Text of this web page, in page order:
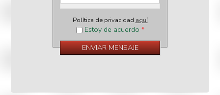
Política de privacidad aquí
Estoy de acuerdo *